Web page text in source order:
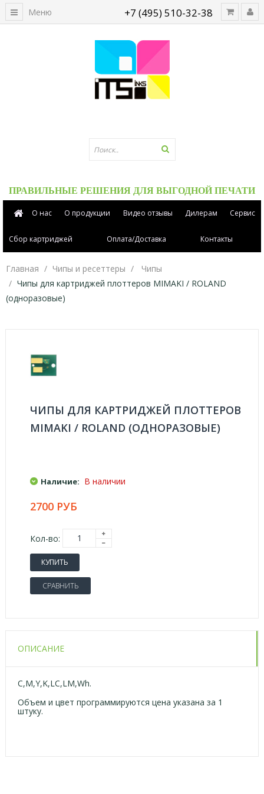
+7 (495) 510-32-38
ПРАВИЛЬНЫЕ РЕШЕНИЯ ДЛЯ ВЫГОДНОЙ ПЕЧАТИ
Меню
О нас О продукции Видео отзывы Дилерам Сервис
Сбор картриджей Оплата/Доставка Контакты
Главная Чипы и ресеттеры
Чипы
Чипы для картриджей плоттеров MIMAKI / ROLAND
(одноразовые)
ЧИПЫ ДЛЯ КАРТРИДЖЕЙ ПЛОТТЕРОВ
MIMAKI / ROLAND (ОДНОРАЗОВЫЕ)
Наличие: В наличии
2700 РУБ
Кол-во:
КУПИТЬ
СРАВНИТЬ
ОПИСАНИЕ
C,M,Y,K,LC,LM,Wh.
Объем и цвет программируются цена указана за 1
штуку.